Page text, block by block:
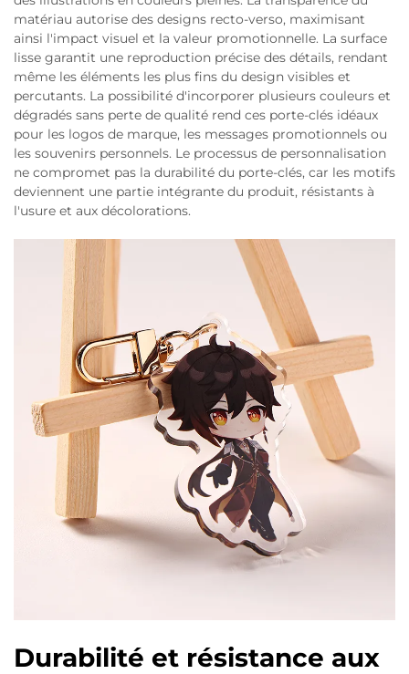
matériau autorise des designs recto-verso, maximisant
ainsi l'impact visuel et la valeur promotionnelle. La surface
lisse garantit une reproduction précise des détails, rendant
même les éléments les plus fins du design visibles et
percutants. La possibilité d'incorporer plusieurs couleurs et
dégradés sans perte de qualité rend ces porte-clés idéaux
pour les logos de marque, les messages promotionnels ou
les souvenirs personnels. Le processus de personnalisation
ne compromet pas la durabilité du porte-clés, car les motifs
deviennent une partie intégrante du produit, résistants à
l'usure et aux décolorations.
Durabilité et résistance aux